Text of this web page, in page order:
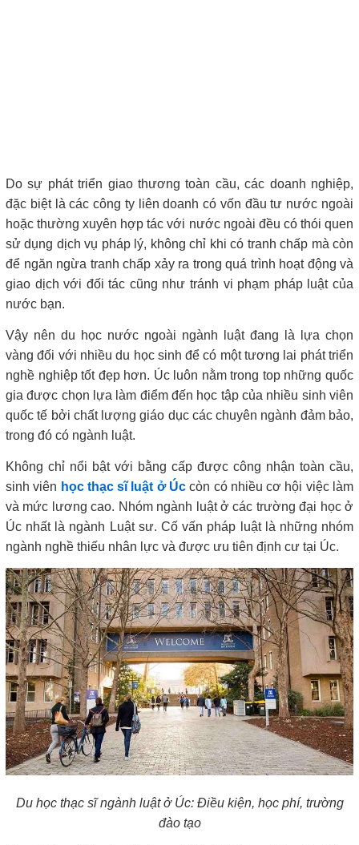
Do sự phát triển giao thương toàn cầu, các doanh nghiệp,
đặc biệt là các công ty liên doanh có vốn đầu tư nước ngoài
hoặc thường xuyên hợp tác với nước ngoài đều có thói quen
sử dụng dịch vụ pháp lý, không chỉ khi có tranh chấp mà còn
để ngăn ngừa tranh chấp xảy ra trong quá trình hoạt động và
giao dịch với đối tác cũng như tránh vi phạm pháp luật của
nước bạn.
Vậy nên du học nước ngoài ngành luật đang là lựa chọn
vàng đối với nhiều du học sinh để có một tương lai phát triển
nghề nghiệp tốt đẹp hơn. Úc luôn nằm trong top những quốc
gia được chọn lựa làm điểm đến học tập của nhiều sinh viên
quốc tế bởi chất lượng giáo dục các chuyên ngành đảm bảo,
trong đó có ngành luật.
Không chỉ nổi bật với bằng cấp được công nhận toàn cầu,
sinh viên học thạc sĩ luật ở Úc còn có nhiều cơ hội việc làm
và mức lương cao. Nhóm ngành luật ở các trường đại học ở
Úc nhất là ngành Luật sư. Cố vấn pháp luật là những nhóm
ngành nghề thiếu nhân lực và được ưu tiên định cư tại Úc.
Du học thạc sĩ ngành luật ở Úc: Điều kiện, học phí, trường
đào tạo